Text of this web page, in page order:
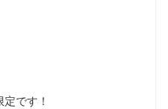
です！